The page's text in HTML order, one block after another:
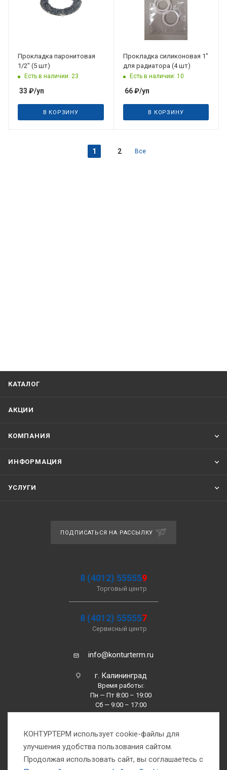
Прокладка паронитовая
1/2" (5 шт)
Есть в наличии: 23
33 ₽/уп
В КОРЗИНУ
Прокладка силиконовая 1"
для радиатора (4 шт)
Есть в наличии: 10
66₽/уп
В КОРЗИНУ
1 2 Все
КАТАЛОГ
АКЦИИ
КОМПАНИЯ
ИНФОРМАЦИЯ
УСЛУГИ
ПОДПИСАТЬСЯ НА РАССЫЛКУ
8 (4012) 555559
Торговый центр
8 (4012) 555557
Сервисный центр
info@konturterm.ru
г. Калининград
Время работы:
Пн — Пт 8:00 – 19:00
Сб — 9:00 – 17:00
Вс —10:00 – 16:00
КОНТУРТЕРМ использует cookie-файлы для
улучшения удобства пользования сайтом.
Продолжая использовать сайт, вы соглашаетесь с